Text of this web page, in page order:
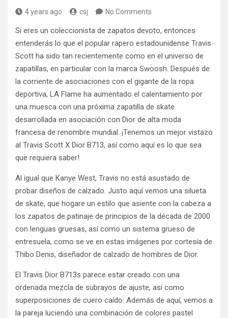
4 years ago csj No Comments
Si eres un coleccionista de zapatos devoto, entonces
entenderás lo que el popular rapero estadounidense Travis
Scott ha sido tan recientemente como en el universo de
zapatillas, en particular con la marca Swoosh. Después de
la corriente de asociaciones con el gigante de la ropa
deportiva, LA Flame ha aumentado el calentamiento por
una muesca con una próxima zapatilla de skate
desarrollada en asociación con Dior de alta moda
francesa de renombre mundial. ¡Tenemos un mejor vistazo
al Travis Scott X Dior B713, así como aquí es lo que sea
que requiera saber!
Al igual que Kanye West, Travis no está asustado de
probar diseños de calzado. Justo aquí vemos una silueta
de skate, que hogare un estilo que asiente con la cabeza a
los zapatos de patinaje de principios de la década de 2000
con lenguas gruesas, así como un sistema grueso de
entresuela, como se ve en estas imágenes por cortesía de
Thibo Denis, diseñador de calzado de hombres de Dior.
El Travis Dior B713s parece estar creado con una
ordenada mezcla de subrayos de ajuste, así como
superposiciones de cuero caído. Además de aquí, vemos a
la pareja luciendo una combinación de colores pastel